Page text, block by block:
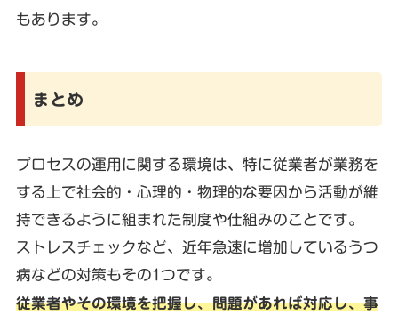
もあります。
まとめ
プロセスの運用に関する環境は、特に従業者が業務を
する上で社会的・心理的・物理的な要因から活動が維
持できるように組まれた制度や仕組みのことです。
ストレスチェックなど、近年急速に増加しているうつ
病などの対策もその1つです。
従業者やその環境を把握し、問題があれば対応し、事